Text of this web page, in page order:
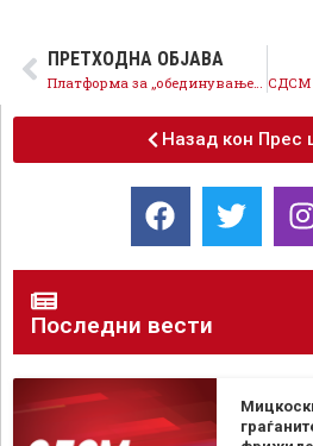
ПРЕТХОДНА ОБЈАВА
Назад кон Прес
Последни вести